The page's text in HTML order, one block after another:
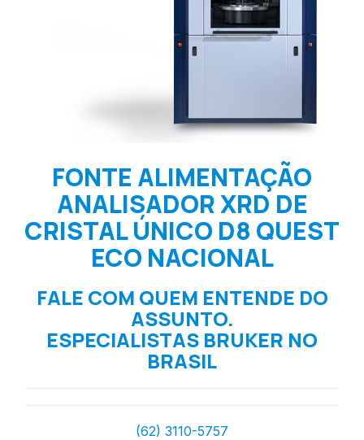
FONTE ALIMENTAÇÃO
ANALISADOR XRD DE
CRISTAL ÚNICO D8 QUEST
ECO NACIONAL
FALE COM QUEM ENTENDE DO
ASSUNTO.
ESPECIALISTAS BRUKER NO
BRASIL
(62) 3110-5757